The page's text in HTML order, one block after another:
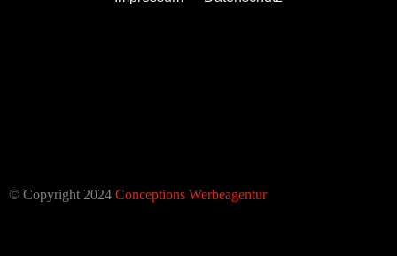
© Copyright 2024 Conceptions Werbeagentur